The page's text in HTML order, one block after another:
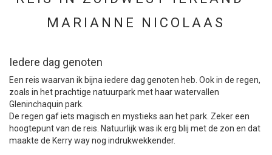
MARIANNE NICOLAAS
Iedere dag genoten
Een reis waarvan ik bijna iedere dag genoten heb. Ook in de regen,
zoals in het prachtige natuurpark met haar watervallen
Gleninchaquin park.
De regen gaf iets magisch en mystieks aan het park. Zeker een
hoogtepunt van de reis. Natuurlijk was ik erg blij met de zon en dat
maakte de Kerry way nog indrukwekkender.